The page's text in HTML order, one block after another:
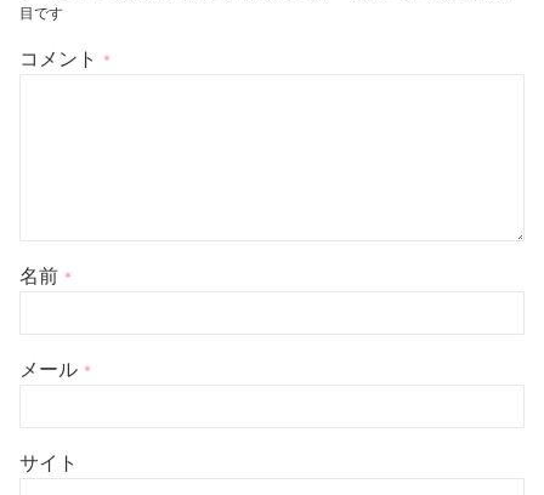
目です
コメント *
名前 *
メール *
サイト